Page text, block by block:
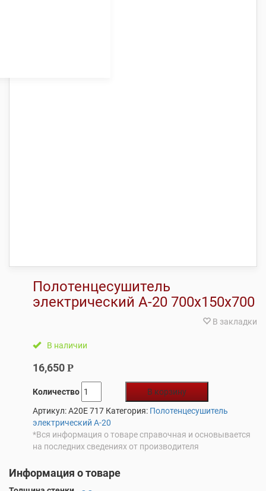
Полотенцесушитель
электрический А-20 700х150х700
В закладки
В наличии
16,650 Р
Количество
В корзину
Артикул:A20E 717 Категория: Полотенцесушитель
электрический А-20
*Вся информация о товаре справочная и основывается
на последних сведениях от производителя
Информация о товаре